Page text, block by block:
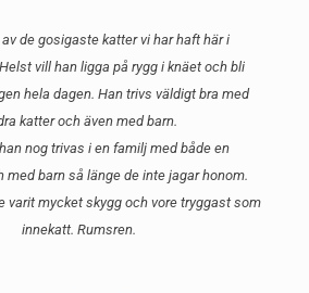
de gosigaste katter vi har haft här i
vill han ligga på rygg i knäet och bli
hela dagen. Han trivs väldigt bra med
katter och även med barn.
nog trivas i en familj med både en
med barn så länge de inte jagar honom.
varit mycket skygg och vore tryggast som
innekatt. Rumsren.